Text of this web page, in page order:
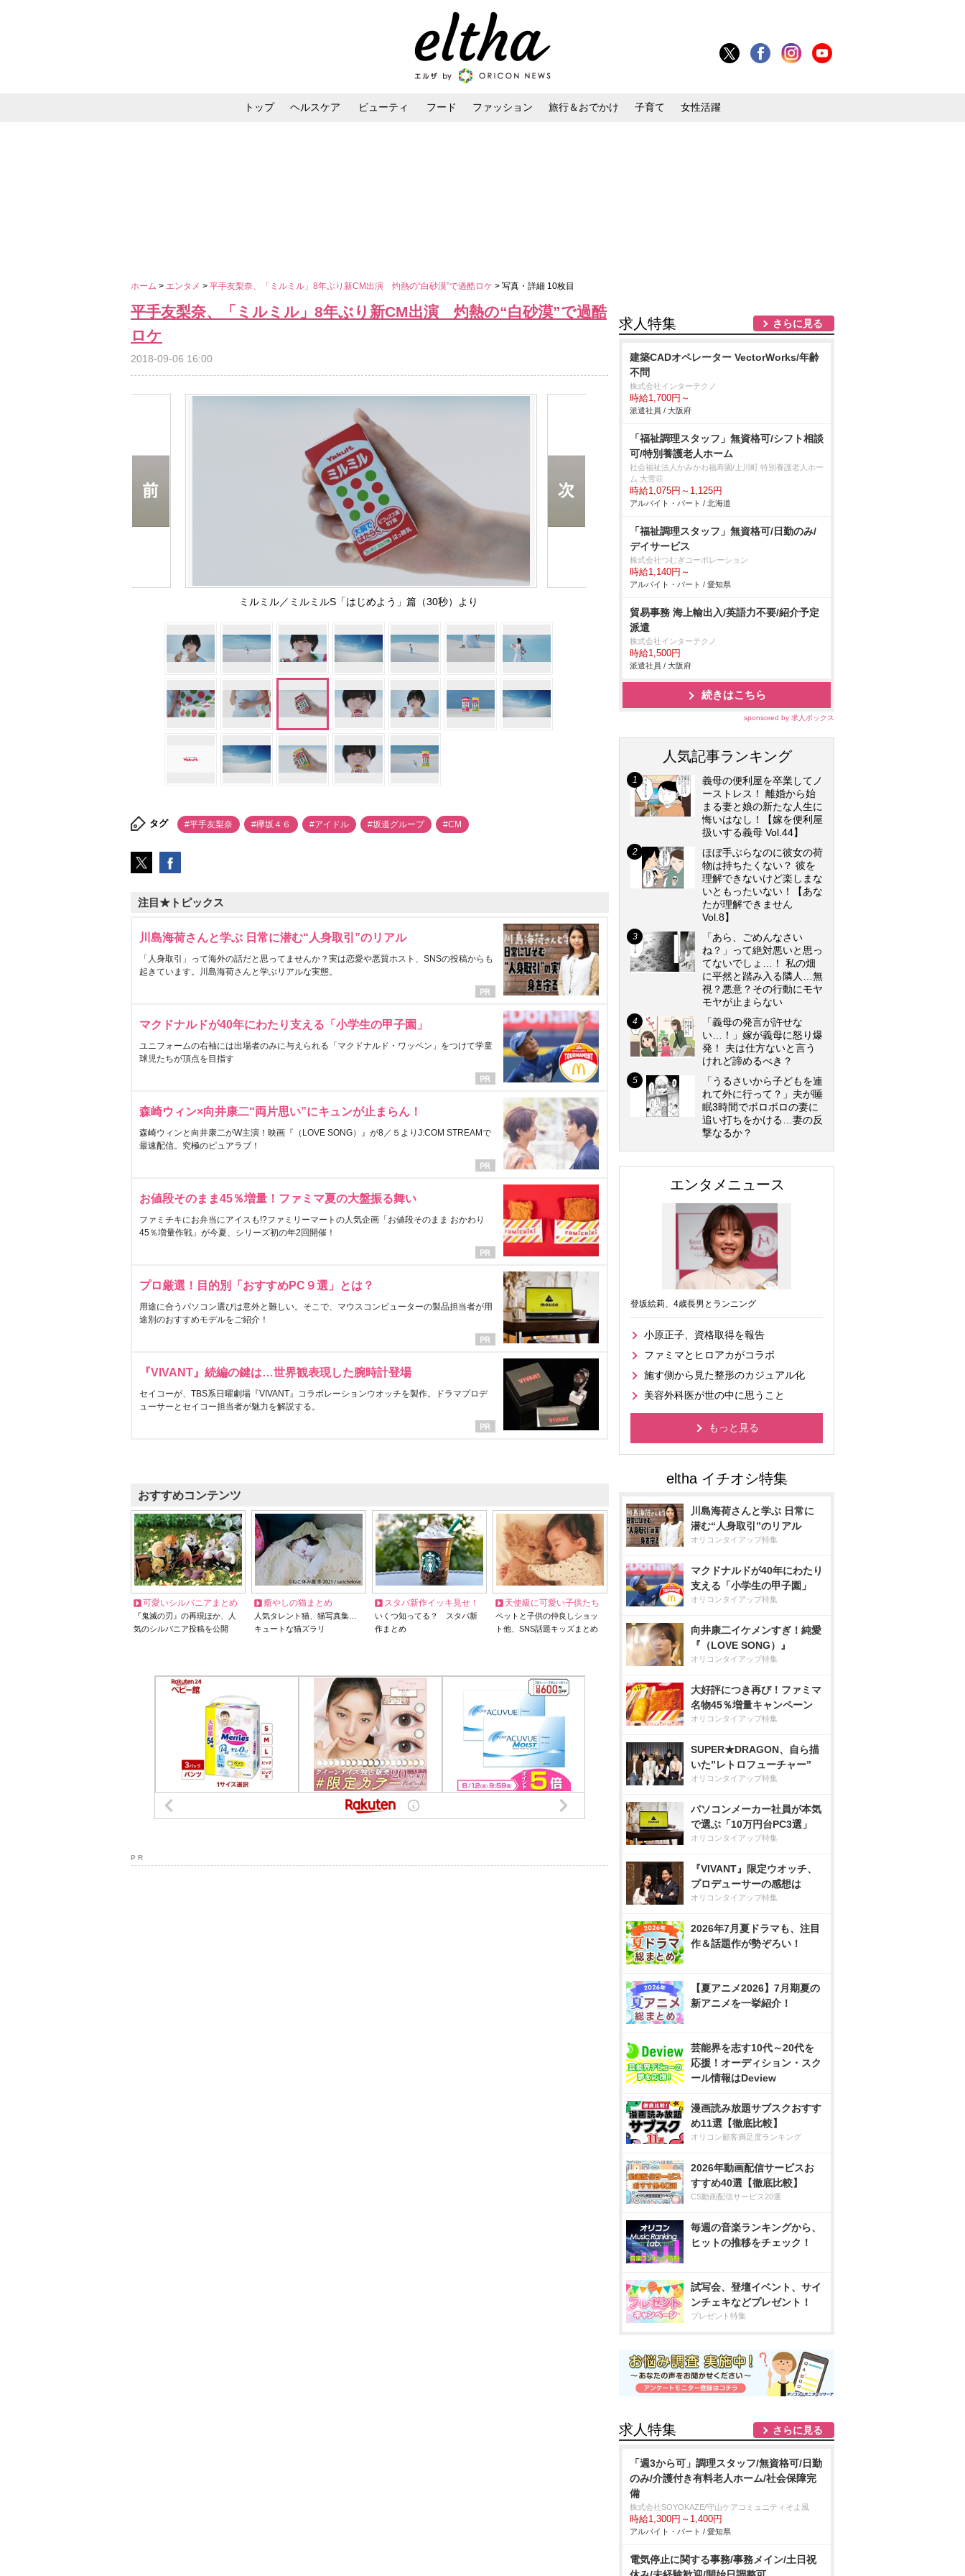
トップ ヘルスケア ビューティ フード ファッション 旅行＆おでかけ 子育て 女性活躍
ホーム > エンタメ > 平手友梨奈、「ミルミル」8年ぶり新CM出演 灼熱の“白砂漠”で過酷ロケ > 写真・詳細 10枚目
平手友梨奈、「ミルミル」8年ぶり新CM出演 灼熱の“白砂漠”で過酷
ロケ
2018-09-06 16:00
ミルミル／ミルミルS「はじめよう」篇（30秒）より
タグ #平手友梨奈 #欅坂４６ #アイドル #坂道グループ #CM
注目★トピックス
川島海荷さんと学ぶ 日常に潜む“人身取引”のリアル
「人身取引」って海外の話だと思ってませんか？実は恋愛や悪質ホスト、SNSの投稿からも
起きています。川島海荷さんと学ぶリアルな実態。
マクドナルドが40年にわたり支える「小学生の甲子園」
ユニフォームの右袖には出場者のみに与えられる「マクドナルド・ワッペン」をつけて学童
球児たちが頂点を目指す
森崎ウィン×向井康二“両片思い”にキュンが止まらん！
森崎ウィンと向井康二がW主演！映画『（LOVE SONG）』が8／５よりJ:COM STREAMで
最速配信。究極のピュアラブ！
お値段そのまま45％増量！ファミマ夏の大盤振る舞い
ファミチキにお弁当にアイスも!?ファミリーマートの人気企画「お値段そのまま おかわり
45％増量作戦」が今夏、シリーズ初の年2回開催！
プロ厳選！目的別「おすすめPC９選」とは？
用途に合うパソコン選びは意外と難しい。そこで、マウスコンピューターの製品担当者が用
途別のおすすめモデルをご紹介！
『VIVANT』続編の鍵は…世界観表現した腕時計登場
セイコーが、TBS系日曜劇場『VIVANT』コラボレーションウオッチを製作。ドラマプロデ
ューサーとセイコー担当者が魅力を解説する。
おすすめコンテンツ
可愛いシルバニアまとめ
『鬼滅の刃』の再現ほか、人
気のシルバニア投稿を公開
癒やしの猫まとめ
人気タレント猫、猫写真集…
キュートな猫ズラリ
スタバ新作イッキ見せ！
いくつ知ってる？ スタバ新
作まとめ
天使級に可愛い子供たち
ペットと子供の仲良しショッ
ト他、SNS話題キッズまとめ
P R
求人特集 さらに見る
建築CADオペレーター VectorWorks/年齢
不問
株式会社インターテクノ
時給1,700円～
派遣社員 / 大阪府
「福祉調理スタッフ」無資格可/シフト相談
可/特別養護老人ホーム
社会福祉法人かみかわ福寿園/上川町 特別養護老人ホー
ム 大雪荘
時給1,075円～1,125円
アルバイト・パート / 北海道
「福祉調理スタッフ」無資格可/日勤のみ/
デイサービス
株式会社つむぎコーポレーション
時給1,140円～
アルバイト・パート / 愛知県
貿易事務 海上輸出入/英語力不要/紹介予定
派遣
株式会社インターテクノ
時給1,500円
派遣社員 / 大阪府
続きはこちら
sponsored by 求人ボックス
人気記事ランキング
義母の便利屋を卒業してノ
ーストレス！ 離婚から始
まる妻と娘の新たな人生に
悔いはなし！【嫁を便利屋
扱いする義母 Vol.44】
ほぼ手ぶらなのに彼女の荷
物は持ちたくない？ 彼を
理解できないけど楽しまな
いともったいない！【あな
たが理解できません
Vol.8】
「あら、ごめんなさい
ね？」って絶対悪いと思っ
てないでしょ…！ 私の畑
に平然と踏み入る隣人…無
視？悪意？その行動にモヤ
モヤが止まらない
「義母の発言が許せな
い…！」嫁が義母に怒り爆
発！ 夫は仕方ないと言う
けれど諦めるべき？
「うるさいから子どもを連
れて外に行って？」夫が睡
眠3時間でボロボロの妻に
追い打ちをかける…妻の反
撃なるか？
エンタメニュース
登坂絵莉、4歳長男とランニング
小原正子、資格取得を報告
ファミマとヒロアカがコラボ
施す側から見た整形のカジュアル化
美容外科医が世の中に思うこと
もっと見る
川島海荷さんと学ぶ 日常に
潜む“人身取引”のリアル
オリコンタイアップ特集
マクドナルドが40年にわたり
支える「小学生の甲子園」
オリコンタイアップ特集
向井康二イケメンすぎ！純愛
『（LOVE SONG）』
オリコンタイアップ特集
大好評につき再び！ファミマ
名物45％増量キャンペーン
オリコンタイアップ特集
SUPER★DRAGON、自ら描
いた”レトロフューチャー”
オリコンタイアップ特集
パソコンメーカー社員が本気
で選ぶ「10万円台PC3選」
オリコンタイアップ特集
『VIVANT』限定ウオッチ、
プロデューサーの感想は
オリコンタイアップ特集
2026年7月夏ドラマも、注目
作＆話題作が勢ぞろい！
【夏アニメ2026】7月期夏の
新アニメを一挙紹介！
芸能界を志す10代～20代を
応援！オーディション・スク
ール情報はDeview
漫画読み放題サブスクおすす
め11選【徹底比較】
オリコン顧客満足度ランキング
2026年動画配信サービスお
すすめ40選【徹底比較】
CS動画配信サービス20選
毎週の音楽ランキングから、
ヒットの推移をチェック！
試写会、登壇イベント、サイ
ンチェキなどプレゼント！
プレゼント特集
求人特集 さらに見る
「週3から可」調理スタッフ/無資格可/日勤
のみ/介護付き有料老人ホーム/社会保障完
備
株式会社SOYOKAZE/守山ケアコミュニティそよ風
時給1,300円～1,400円
アルバイト・パート / 愛知県
電気停止に関する事務/事務メイン/土日祝